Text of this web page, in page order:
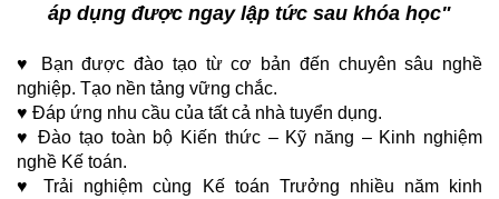
áp dụng được ngay lập tức sau khóa học"
♥ Bạn được đào tạo từ cơ bản đến chuyên sâu nghề
nghiệp. Tạo nền tảng vững chắc.
♥ Đáp ứng nhu cầu của tất cả nhà tuyển dụng.
♥ Đào tạo toàn bộ Kiến thức – Kỹ năng – Kinh nghiệm
nghề Kế toán.
♥ Trải nghiệm cùng Kế toán Trưởng nhiều năm kinh